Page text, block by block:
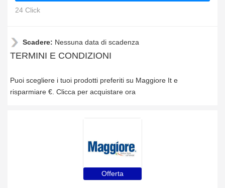
24 Click
Scadere: Nessuna data di scadenza
TERMINI E CONDIZIONI
Puoi scegliere i tuoi prodotti preferiti su Maggiore It e
risparmiare €. Clicca per acquistare ora
Offerta